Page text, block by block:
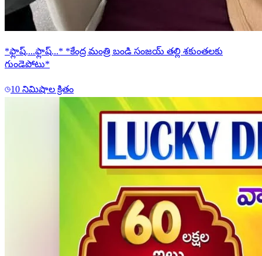
*ఫ్లాష్....ఫ్లాష్...* *కేంద్ర మంత్రి బండి సంజయ్ తల్లి శకుంతలకు
గుండెపోటు*
10 నిమిషాల క్రితం